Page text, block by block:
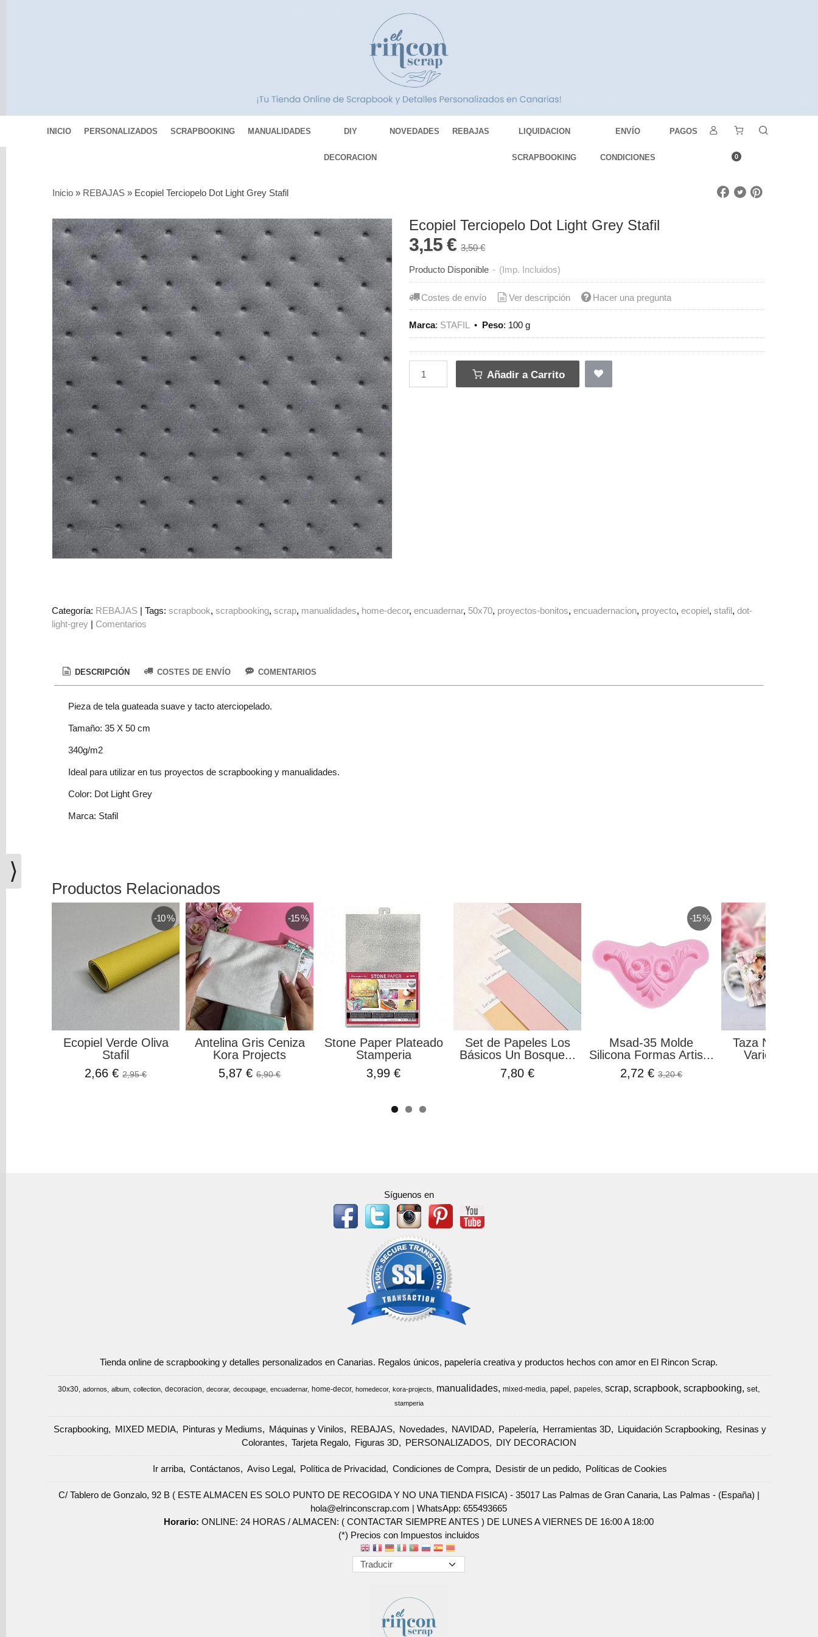
INICIO PERSONALIZADOS SCRAPBOOKING MANUALIDADES DIY
DECORACION
NOVEDADES REBAJAS LIQUIDACION
SCRAPBOOKING
ENVÍO
CONDICIONES
PAGOS
0
MIXED
MEDIA
Pinturas
Mediums
Máquinas
Vinilos
REBAJAS
Novedades
NAVIDAD
Papelería
Herramientas
3D
Liquidación
Scrapbooking
Resinas
Colorantes
Figuras
3D
Marcas
Carrito
compra
Sociales
Facebook
Inicio » REBAJAS » Ecopiel Terciopelo Dot Light Grey Stafil
Ecopiel Terciopelo Dot Light Grey Stafil
3,15 €3,50 €
Producto Disponible - (Imp. Incluidos)
Costes de envío Ver descripción Hacer una pregunta
Marca: STAFIL • Peso: 100 g
Añadir a Carrito
Categoría: REBAJAS |Tags:scrapbook scrapbooking scrap manualidades home-decor encuadernar 50x70 proyectos-bonitos encuadernacion proyecto ecopiel stafil dot-
light-grey | Comentarios
DESCRIPCIÓN COSTES DE ENVÍO COMENTARIOS
Pieza de tela guateada suave y tacto aterciopelado.
Tamaño: 35 X 50 cm
340g/m2
Ideal para utilizar en tus proyectos de scrapbooking y manualidades.
Color: Dot Light Grey
Marca: Stafil
Productos Relacionados
-10 %
Ecopiel Verde Oliva
Stafil
2,66 €2,95 €
-15 %
Antelina Gris Ceniza
Kora Projects
5,87 €6,90 €
Stone Paper Plateado
Stamperia
3,99 €
Set de Papeles Los
Básicos Un Bosque...
7,80 €
-15 %
Msad-35 Molde
Silicona Formas Artis...
2,72 €3,20 €
Taza Navidad
Varios
Síguenos en
Tienda online de scrapbooking y detalles personalizados en Canarias. Regalos únicos, papelería creativa y productos hechos con amor en El Rincon Scrap.
30x30 adornos album collection decoracion decorar decoupage encuadernar home-decor homedecor kora-projects manualidades mixed-media papel papeles scrap scrapbook scrapbooking set
stamperia
Scrapbooking MIXED MEDIA Pinturas y Mediums Máquinas y Vinilos REBAJAS Novedades NAVIDAD Papelería Herramientas 3D Liquidación Scrapbooking
Resinas y
Colorantes
Tarjeta Regalo Figuras 3D PERSONALIZADOS DIY DECORACION
Ir arriba Contáctanos Aviso Legal Política de Privacidad Condiciones de Compra Desistir de un pedido Políticas de Cookies
C/ Tablero de Gonzalo, 92 B ( ESTE ALMACEN ES SOLO PUNTO DE RECOGIDA Y NO UNA TIENDA FISICA) - 35017 Las Palmas de Gran Canaria, Las Palmas - (España) |
hola@elrinconscrap.com |WhatsApp: 655493665
Horario:ONLINE: 24 HORAS / ALMACEN: ( CONTACTAR SIEMPRE ANTES ) DE LUNES A VIERNES DE 16:00 A 18:00
(*) Precios con Impuestos incluidos
⟩